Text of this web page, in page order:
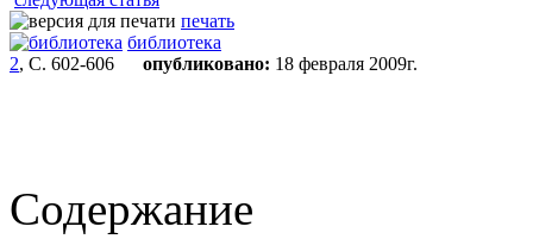
печать
библиотека
2, С. 602-606 опубликовано: 18 февраля 2009г.
Содержание